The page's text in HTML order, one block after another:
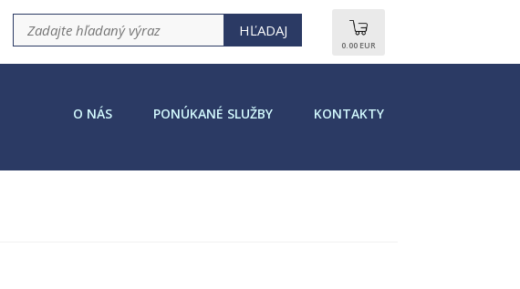
O NÁS PONÚKANÉ SLUŽBY KONTAKTY
0.00 EUR